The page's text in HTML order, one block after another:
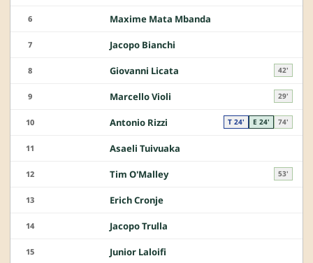
6 Maxime Mata Mbanda
7 Jacopo Bianchi
8 Giovanni Licata 42'
9 Marcello Violi 29'
10 Antonio Rizzi T 24' E 24' 74'
11 Asaeli Tuivuaka
12 Tim O'Malley 53'
13 Erich Cronje
14 Jacopo Trulla
15 Junior Laloifi